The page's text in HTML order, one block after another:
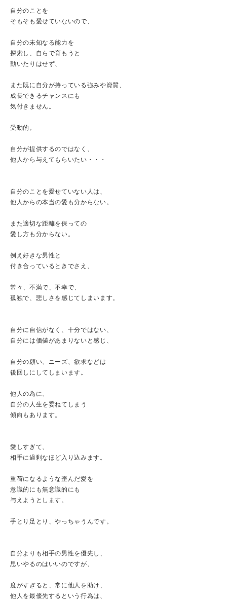
自分のことを
そもそも愛せていないので、
自分の未知なる能力を
探索し、自らで育もうと
動いたりはせず、
また既に自分が持っている強みや資質、
成長できるチャンスにも
気付きません。
受動的。
自分が提供するのではなく、
他人から与えてもらいたい・・・
自分のことを愛せていない人は、
他人からの本当の愛も分からない。
また適切な距離を保っての
愛し方も分からない。
例え好きな男性と
付き合っているときでさえ、
常々、不満で、不幸で、
孤独で、悲しさを感じてしまいます。
自分に自信がなく、十分ではない、
自分には価値があまりないと感じ、
自分の願い、ニーズ、欲求などは
後回しにしてしまいます。
他人の為に、
自分の人生を委ねてしまう
傾向もあります。
愛しすぎて、
相手に過剰なほど入り込みます。
重荷になるような歪んだ愛を
意識的にも無意識的にも
与えようとします。
手とり足とり、やっちゃうんです。
自分よりも相手の男性を優先し、
思いやるのはいいのですが、
度がすぎると、常に他人を助け、
他人を最優先するという行為は、